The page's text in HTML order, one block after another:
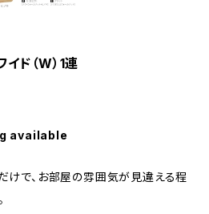
ド（W）1連
available
けで、お部屋の雰囲気が見違える程